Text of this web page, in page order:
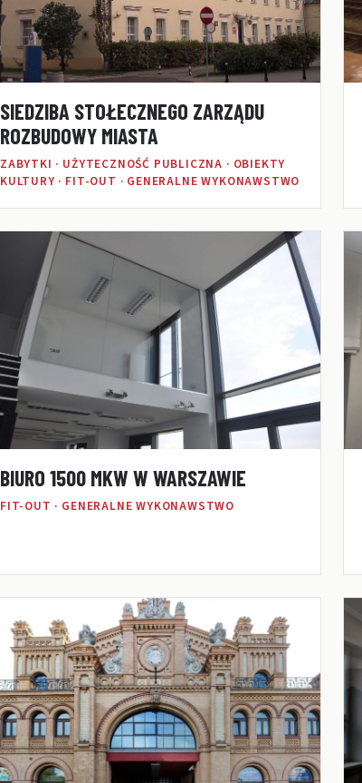
SIEDZIBA STOŁECZNEGO ZARZĄDU
ROZBUDOWY MIASTA
ZABYTKI · UŻYTECZNOŚĆ PUBLICZNA · OBIEKTY
KULTURY · FIT-OUT · GENERALNE WYKONAWSTWO
BIURO 1500 MKW W WARSZAWIE
FIT-OUT · GENERALNE WYKONAWSTWO